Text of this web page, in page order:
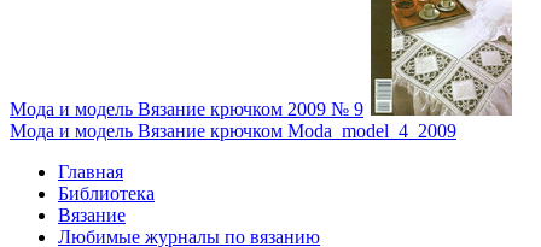
Мода и модель Вязание крючком 2009 № 9
Мода и модель Вязание крючком Moda_model_4_2009
Главная
Библиотека
Вязание
Любимые журналы по вязанию